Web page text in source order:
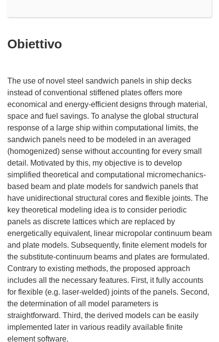
Obiettivo
The use of novel steel sandwich panels in ship decks
instead of conventional stiffened plates offers more
economical and energy-efficient designs through material,
space and fuel savings. To analyse the global structural
response of a large ship within computational limits, the
sandwich panels need to be modeled in an averaged
(homogenized) sense without accounting for every small
detail. Motivated by this, my objective is to develop
simplified theoretical and computational micromechanics-
based beam and plate models for sandwich panels that
have unidirectional structural cores and flexible joints. The
key theoretical modeling idea is to consider periodic
panels as discrete lattices which are replaced by
energetically equivalent, linear micropolar continuum beam
and plate models. Subsequently, finite element models for
the substitute-continuum beams and plates are formulated.
Contrary to existing methods, the proposed approach
includes all the necessary features. First, it fully accounts
for flexible (e.g. laser-welded) joints of the panels. Second,
the determination of all model parameters is
straightforward. Third, the derived models can be easily
implemented later in various readily available finite
element software.